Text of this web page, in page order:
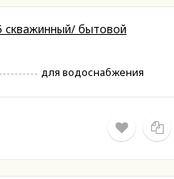
скважинный/ бытовой
для водоснабжения